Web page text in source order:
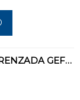
CONEXIÓN FLEXIBLE TRENZADA GEFLEX DN8 M 1/2" - H 3/8" 60cm